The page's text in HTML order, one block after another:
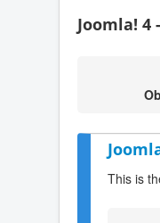
Joomla! 4
This is